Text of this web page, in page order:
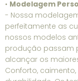
• Modelagem
- Nossa
perfeitamente as
nossos modelos
produção passam
alcançar os
Conforto,